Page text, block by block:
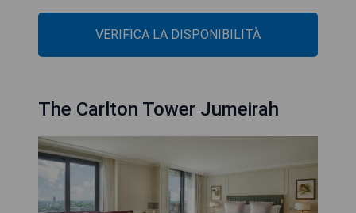
VERIFICA LA DISPONIBILITÀ
The Carlton Tower Jumeirah